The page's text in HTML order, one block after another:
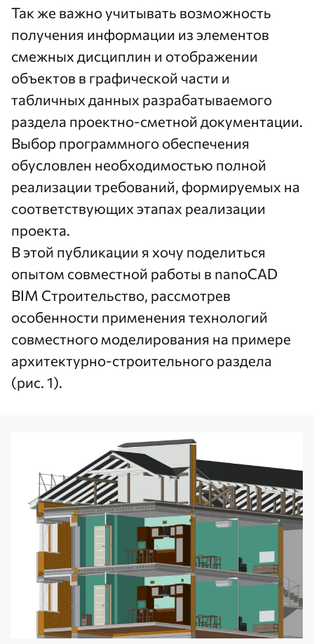
Так же важно учитывать возможность
получения информации из элементов
смежных дисциплин и отображении
объектов в графической части и
табличных данных разрабатываемого
раздела проектно-сметной документации.
Выбор программного обеспечения
обусловлен необходимостью полной
реализации требований, формируемых на
соответствующих этапах реализации
проекта.
В этой публикации я хочу поделиться
опытом совместной работы в nanoCAD
BIM Строительство, рассмотрев
особенности применения технологий
совместного моделирования на примере
архитектурно-строительного раздела
(рис. 1).